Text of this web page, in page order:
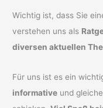
Wichtig ist, dass Sie
verstehen uns als
diversen aktuellen
Für uns ist es ein
informative und